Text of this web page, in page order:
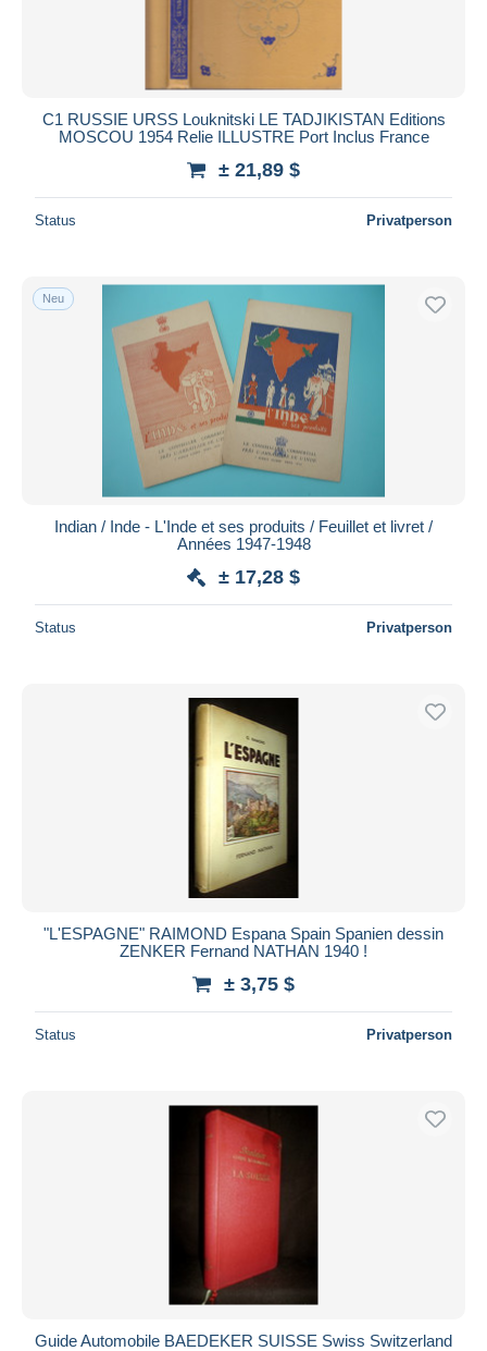
C1 RUSSIE URSS Louknitski LE TADJIKISTAN Editions
MOSCOU 1954 Relie ILLUSTRE Port Inclus France
± 21,89 $
Status Privatperson
Neu
Indian / Inde - L'Inde et ses produits / Feuillet et livret /
Années 1947-1948
± 17,28 $
Status Privatperson
"L'ESPAGNE" RAIMOND Espana Spain Spanien dessin
ZENKER Fernand NATHAN 1940 !
± 3,75 $
Status Privatperson
Guide Automobile BAEDEKER SUISSE Swiss Switzerland